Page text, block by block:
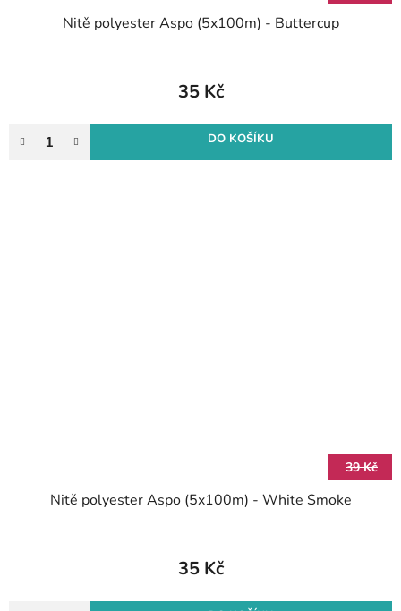
Nitě polyester Aspo (5x100m) - Buttercup
35 Kč
DO KOŠÍKU
39 Kč
Nitě polyester Aspo (5x100m) - White Smoke
35 Kč